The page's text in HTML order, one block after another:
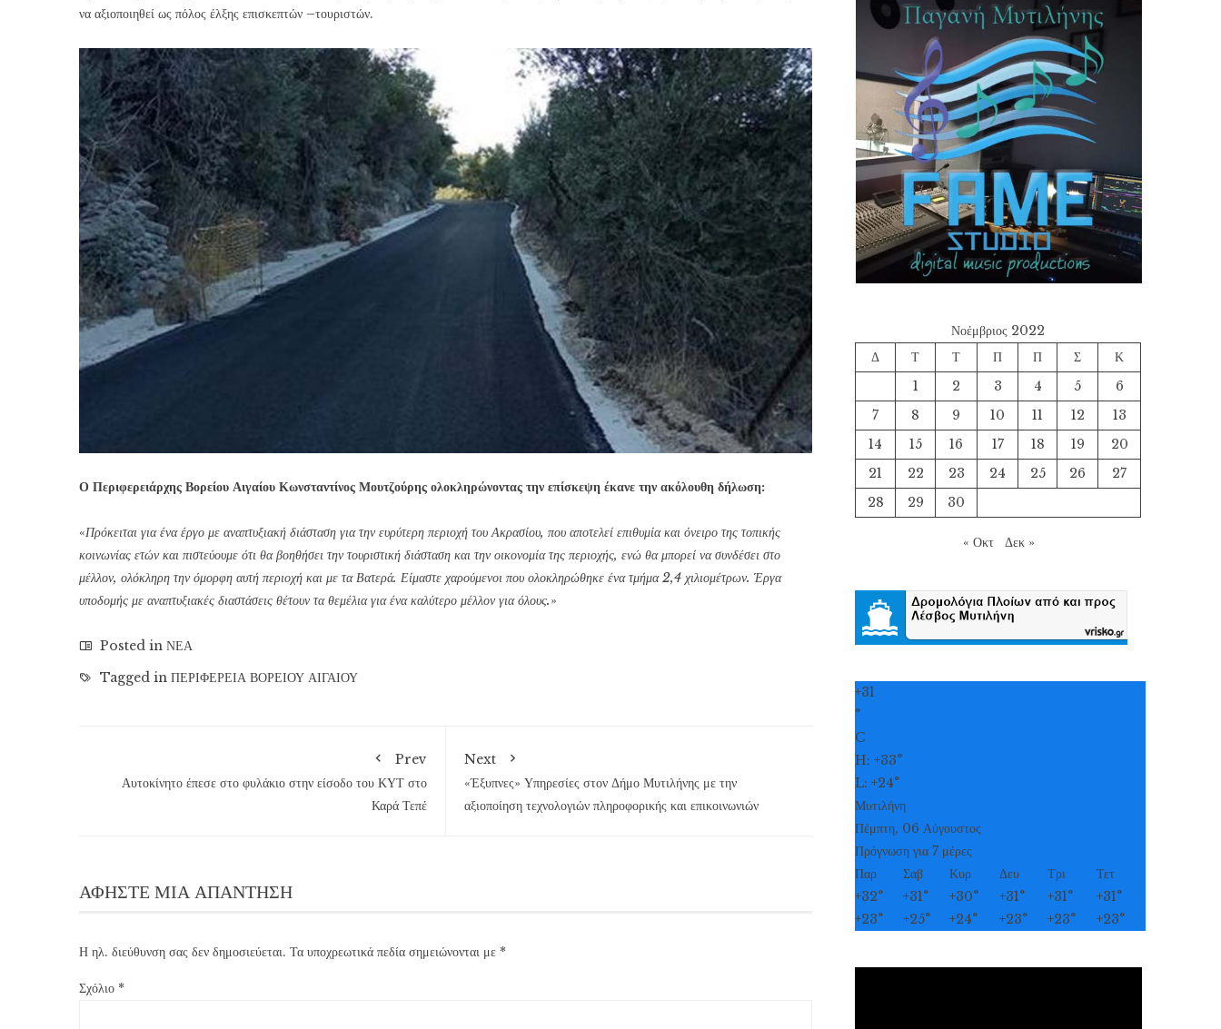
να αξιοποιηθεί ως πόλος έλξης επισκεπτών –τουριστών.
Ο Περιφερειάρχης Βορείου Αιγαίου Κωνσταντίνος Μουτζούρης ολοκληρώνοντας την επίσκεψη έκανε την ακόλουθη δήλωση:
«Πρόκειται για ένα έργο με αναπτυξιακή διάσταση για την ευρύτερη περιοχή του Ακρασίου, που αποτελεί επιθυμία και όνειρο της τοπικής
κοινωνίας ετών και πιστεύουμε ότι θα βοηθήσει την τουριστική διάσταση και την οικονομία της περιοχής, ενώ θα μπορεί να συνδέσει στο
μέλλον, ολόκληρη την όμορφη αυτή περιοχή και με τα Βατερά. Είμαστε χαρούμενοι που ολοκληρώθηκε ένα τμήμα 2,4 χιλιομέτρων. Έργα
υποδομής με αναπτυξιακές διαστάσεις θέτουν τα θεμέλια για ένα καλύτερο μέλλον για όλους.»
Posted in ΝΕΑ
Tagged in ΠΕΡΙΦΕΡΕΙΑ ΒΟΡΕΙΟΥ ΑΙΓΑΙΟΥ
Prev
Αυτοκίνητο έπεσε στο φυλάκιο στην είσοδο του ΚΥΤ στο
Καρά Τεπέ
Next
«Έξυπνες» Υπηρεσίες στον Δήμο Μυτιλήνης με την
αξιοποίηση τεχνολογιών πληροφορικής και επικοινωνιών
ΑΦΉΣΤΕ ΜΙΑ ΑΠΆΝΤΗΣΗ
Η ηλ. διεύθυνση σας δεν δημοσιεύεται. Τα υποχρεωτικά πεδία σημειώνονται με *
Σχόλιο *
Νοέμβριος 2022
Δ
Τ Τ Π Π Σ
Κ
1
2 3 4 5
6
7
8 9 10 11 12
13
14
15 16 17 18 19
20
21
22 23 24 25 26
27
28
29 30
« Οκτ Δεκ »
+31
°
C
H:+33°
L:+24°
Μυτιλήνη
Πέμπτη, 06 Αύγουστος
Πρόγνωση για 7 μέρες
Παρ
Σαβ Κυρ Δευ Τρι
Τετ
+32° +31° +30° +31° +31° +31°
+23° +25° +24° +23° +23° +23°